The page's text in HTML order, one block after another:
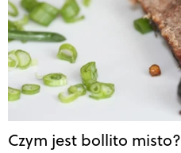
Czym jest bollito misto?